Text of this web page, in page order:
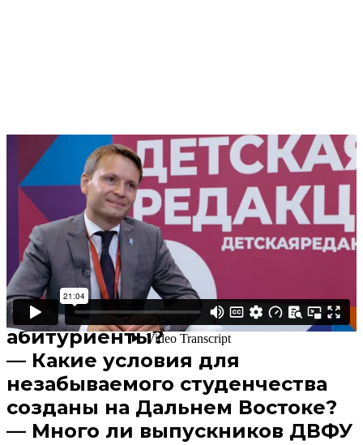
Поделиться
В избранное
Смотреть позже
— Какие направления
обучения являются визитной
карточкой университета? И
кем чаще всего хотят стать
абитуриенты?
— Какие условия для
незабываемого студенчества
созданы на Дальнем Востоке?
— Много ли выпускников ДВФУ